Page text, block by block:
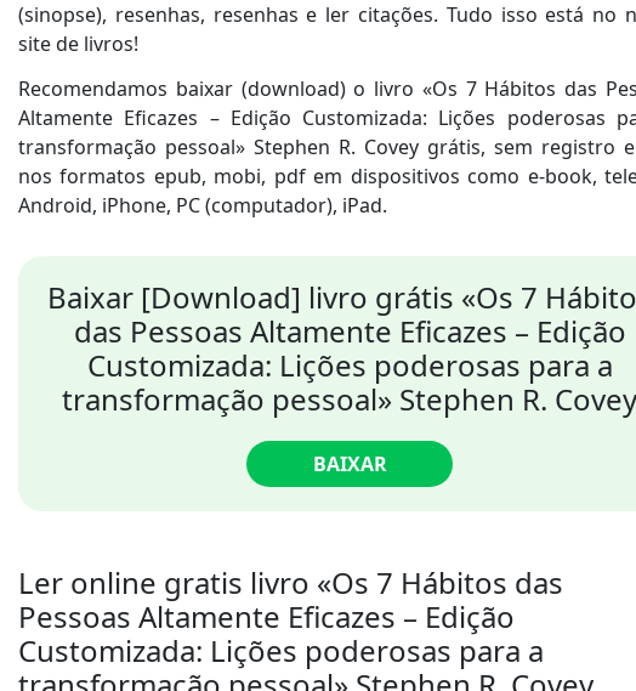
(sinopse), resenhas, resenhas e ler citações. Tudo isso está no
site de livros!
Recomendamos baixar (download) o livro «Os 7 Hábitos das
Altamente Eficazes – Edição Customizada: Lições poderosas
transformação pessoal» Stephen R. Covey grátis, sem registro
nos formatos epub, mobi, pdf em dispositivos como e-book,
Android, iPhone, PC (computador), iPad.
Baixar [Download] livro grátis «Os 7
das Pessoas Altamente Eficazes – Edição
Customizada: Lições poderosas para a
transformação pessoal» Stephen R. Covey
BAIXAR
Ler online gratis livro «Os 7 Hábitos das
Pessoas Altamente Eficazes – Edição
Customizada: Lições poderosas para a